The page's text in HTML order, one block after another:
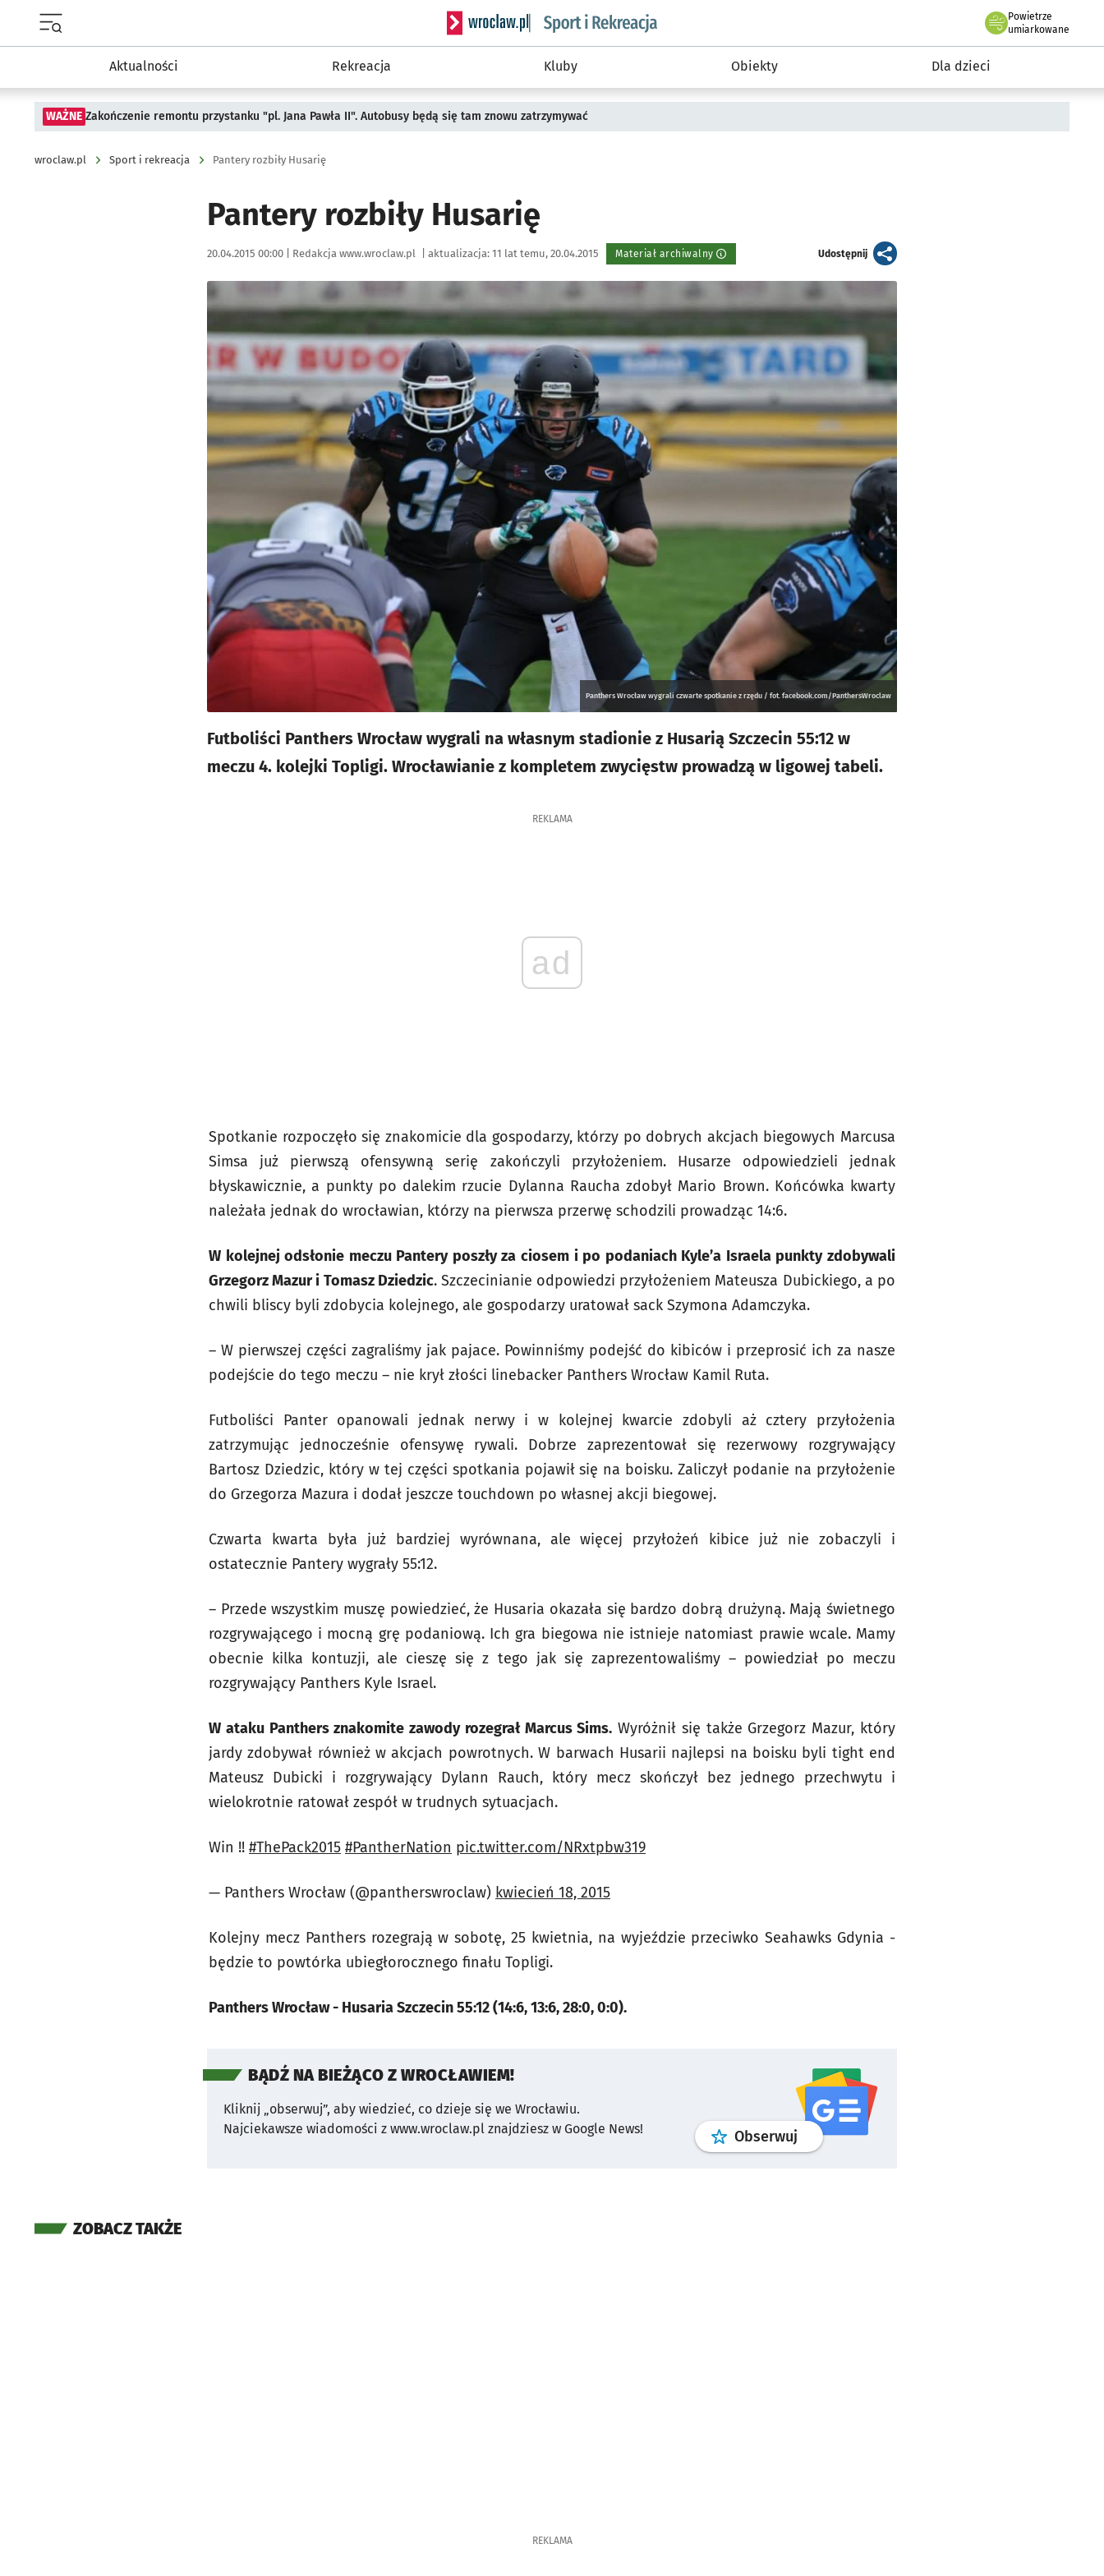
Serwis informacyjny wroclaw.pl podserwis: Sport i rekreacja
Powietrze
we Wrocławiu
umiarkowane
Aktualności Rekreacja Kluby Obiekty Dla dzieci
WAŻNE Zakończenie remontu przystanku "pl. Jana Pawła II". Autobusy będą się tam znowu zatrzymywać
wroclaw.pl Sport i rekreacja Pantery rozbiły Husarię
Pantery rozbiły Husarię
Data publikacji:
20.04.2015 00:00 | Autor:
Redakcja www.wroclaw.pl aktualizacja: 11 lat temu, 20.04.2015 Materiał archiwalny Udostępnijartykuł
Kliknij, aby powiększyć
Panthers Wrocław wygrali czwarte spotkanie z rzędu / fot. facebook.com/PanthersWroclaw
Futboliści Panthers Wrocław wygrali na własnym stadionie z Husarią Szczecin 55:12 w
meczu 4. kolejki Topligi. Wrocławianie z kompletem zwycięstw prowadzą w ligowej tabeli.
REKLAMA
ad
Spotkanie rozpoczęło się znakomicie dla gospodarzy, którzy po dobrych akcjach biegowych Marcusa
Simsa już pierwszą ofensywną serię zakończyli przyłożeniem. Husarze odpowiedzieli jednak
błyskawicznie, a punkty po dalekim rzucie Dylanna Raucha zdobył Mario Brown. Końcówka kwarty
należała jednak do wrocławian, którzy na pierwsza przerwę schodzili prowadząc 14:6.
W kolejnej odsłonie meczu Pantery poszły za ciosem i po podaniach Kyle’a Israela punkty zdobywali
Grzegorz Mazur i Tomasz Dziedzic. Szczecinianie odpowiedzi przyłożeniem Mateusza Dubickiego, a po
chwili bliscy byli zdobycia kolejnego, ale gospodarzy uratował sack Szymona Adamczyka.
– W pierwszej części zagraliśmy jak pajace. Powinniśmy podejść do kibiców i przeprosić ich za nasze
podejście do tego meczu – nie krył złości linebacker Panthers Wrocław Kamil Ruta.
Futboliści Panter opanowali jednak nerwy i w kolejnej kwarcie zdobyli aż cztery przyłożenia
zatrzymując jednocześnie ofensywę rywali. Dobrze zaprezentował się rezerwowy rozgrywający
Bartosz Dziedzic, który w tej części spotkania pojawił się na boisku. Zaliczył podanie na przyłożenie
do Grzegorza Mazura i dodał jeszcze touchdown po własnej akcji biegowej.
Czwarta kwarta była już bardziej wyrównana, ale więcej przyłożeń kibice już nie zobaczyli i
ostatecznie Pantery wygrały 55:12.
– Przede wszystkim muszę powiedzieć, że Husaria okazała się bardzo dobrą drużyną. Mają świetnego
rozgrywającego i mocną grę podaniową. Ich gra biegowa nie istnieje natomiast prawie wcale. Mamy
obecnie kilka kontuzji, ale cieszę się z tego jak się zaprezentowaliśmy – powiedział po meczu
rozgrywający Panthers Kyle Israel.
W ataku Panthers znakomite zawody rozegrał Marcus Sims. Wyróżnił się także Grzegorz Mazur, który
jardy zdobywał również w akcjach powrotnych. W barwach Husarii najlepsi na boisku byli tight end
Mateusz Dubicki i rozgrywający Dylann Rauch, który mecz skończył bez jednego przechwytu i
wielokrotnie ratował zespół w trudnych sytuacjach.
Win !! #ThePack2015 #PantherNation pic.twitter.com/NRxtpbw319
— Panthers Wrocław (@pantherswroclaw) kwiecień 18, 2015
Kolejny mecz Panthers rozegrają w sobotę, 25 kwietnia, na wyjeździe przeciwko Seahawks Gdynia -
będzie to powtórka ubiegłorocznego finału Topligi.
Panthers Wrocław - Husaria Szczecin 55:12 (14:6, 13:6, 28:0, 0:0).
BĄDŹ NA BIEŻĄCO Z WROCŁAWIEM!
Kliknij „obserwuj”, aby wiedzieć, co dzieje się we Wrocławiu.
Najciekawsze wiadomości z www.wroclaw.pl znajdziesz w Google News!
Obserwuj profilgoogle news
ZOBACZ TAKŻE
REKLAMA